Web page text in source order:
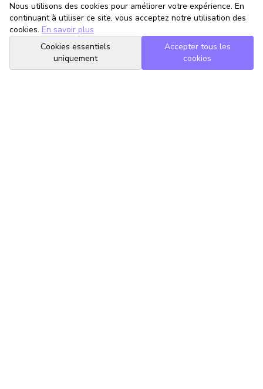
Nous utilisons des cookies pour améliorer votre expérience. En
continuant à utiliser ce site, vous acceptez notre utilisation des
cookies. En savoir plus
Cookies essentiels
uniquement
Accepter tous les
cookies